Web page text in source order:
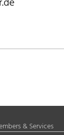
& Services